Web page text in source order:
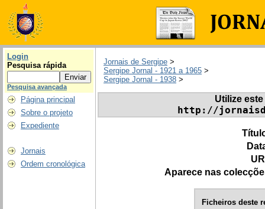
Login
Pesquisa rápida
Pesquisa avançada
Página principal
Sobre o projeto
Expediente
Jornais
Ordem cronológica
Jornais de Sergipe >
Sergipe Jornal - 1921 a 1965 >
Sergipe Jornal - 1938 >
Utilize
http://
Aparece nas
Ficheiros deste